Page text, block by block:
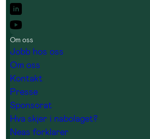
Om oss
Jobb hos oss
Om oss
Kontakt
Presse
Sponsorat
Hva skjer i nabolaget?
Neas forklarer